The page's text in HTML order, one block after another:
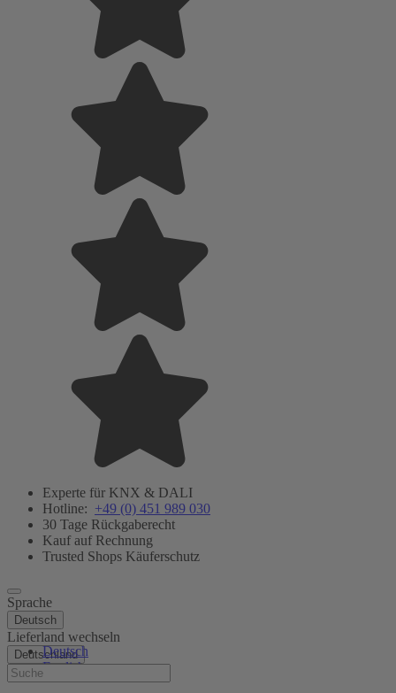
Experte für KNX & DALI
Hotline: +49 (0) 451 989 030
30 Tage Rückgaberecht
Kauf auf Rechnung
Trusted Shops Käuferschutz
Sprache
Deutsch
Deutsch
English
Lieferland wechseln
Deutschland
Hilfe